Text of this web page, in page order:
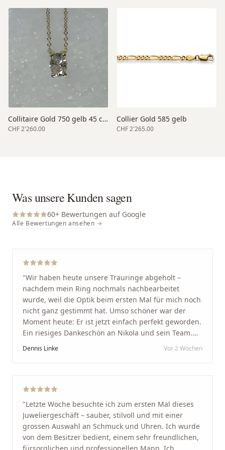
Collitaire Gold 750 gelb 45 cm Länge
CHF 2'260.00
Collier Gold 585 gelb
CHF 2'265.00
Was unsere Kunden sagen
60+ Bewertungen auf Google
Alle Bewertungen ansehen →
"Wir haben heute unsere Trauringe abgeholt –
nachdem mein Ring nochmals nachbearbeitet
wurde, weil die Optik beim ersten Mal für mich noch
nicht ganz gestimmt hat. Umso schöner war der
Moment heute: Er ist jetzt einfach perfekt geworden.
Ein riesiges Dankeschön an Nikola und sein Team.
Vom ersten Termin an wurden wir jedes Mal
Arbeit und seine Kunden wirklich am Herzen liegen.
Service und echte Herzlichkeit schätzt, ist hier genau
richtig."
Dennis Linke Vor 2 Wochen
"Letzte Woche besuchte ich zum ersten Mal dieses
Juweliergeschäft – sauber, stilvoll und mit einer
grossen Auswahl an Schmuck und Uhren. Ich wurde
von dem Besitzer bedient, einem sehr freundlichen,
fürsorglichen und professionellen Mann. Ich